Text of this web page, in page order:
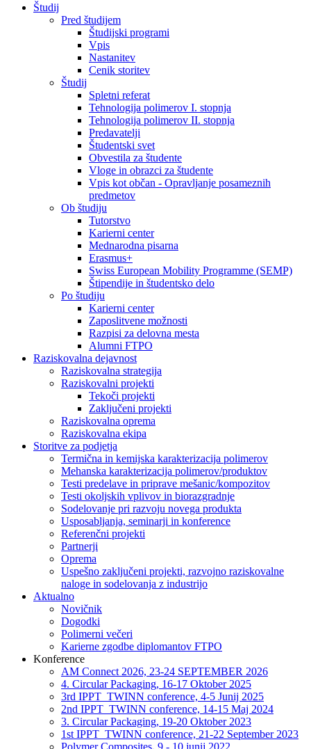
Študij
Pred študijem
Študijski programi
Vpis
Nastanitev
Cenik storitev
Študij
Spletni referat
Tehnologija polimerov I. stopnja
Tehnologija polimerov II. stopnja
Predavatelji
Študentski svet
Obvestila za študente
Vloge in obrazci za študente
Vpis kot občan - Opravljanje posameznih
predmetov
Ob študiju
Tutorstvo
Karierni center
Mednarodna pisarna
Erasmus+
Swiss European Mobility Programme (SEMP)
Štipendije in študentsko delo
Po študiju
Karierni center
Zaposlitvene možnosti
Razpisi za delovna mesta
Alumni FTPO
Raziskovalna dejavnost
Raziskovalna strategija
Raziskovalni projekti
Tekoči projekti
Zaključeni projekti
Raziskovalna oprema
Raziskovalna ekipa
Storitve za podjetja
Termična in kemijska karakterizacija polimerov
Mehanska karakterizacija polimerov/produktov
Testi predelave in priprave mešanic/kompozitov
Testi okoljskih vplivov in biorazgradnje
Sodelovanje pri razvoju novega produkta
Usposabljanja, seminarji in konference
Referenčni projekti
Partnerji
Oprema
Uspešno zaključeni projekti, razvojno raziskovalne
naloge in sodelovanja z industrijo
Aktualno
Novičnik
Dogodki
Polimerni večeri
Karierne zgodbe diplomantov FTPO
Konference
AM Connect 2026, 23-24 SEPTEMBER 2026
4. Circular Packaging, 16-17 Oktober 2025
3rd IPPT_TWINN conference, 4-5 Junij 2025
2nd IPPT_TWINN conference, 14-15 Maj 2024
3. Circular Packaging, 19-20 Oktober 2023
1st IPPT_TWINN conference, 21-22 September 2023
Polymer Composites, 9 - 10 junij 2022